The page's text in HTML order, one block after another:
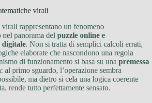
virali
rappresentano un fenomeno
panorama del puzzle online e
digitale. Non si tratta di semplici calcoli errati,
elaborate che nascondono una regola
di funzionamento si basa su una premessa
: al primo sguardo, l’operazione sembra
ma dietro si cela una logica coerente
rende tutto perfettamente sensato.